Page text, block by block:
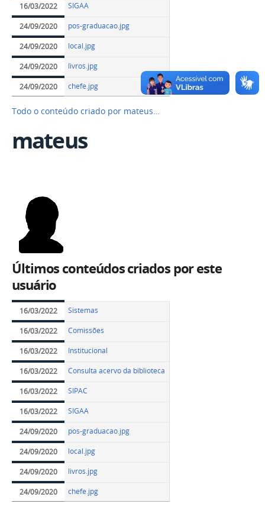
16/03/2022 SIGAA
24/09/2020 pos-graduacao.jpg
24/09/2020 local.jpg
24/09/2020 livros.jpg
24/09/2020 chefe.jpg
Todo o conteúdo criado por mateus…
mateus
Últimos conteúdos criados por este
usuário
16/03/2022 Sistemas
16/03/2022 Comissões
16/03/2022 Institucional
16/03/2022 Consulta acervo da biblioteca
16/03/2022 SIPAC
16/03/2022 SIGAA
24/09/2020 pos-graduacao.jpg
24/09/2020 local.jpg
24/09/2020 livros.jpg
24/09/2020 chefe.jpg